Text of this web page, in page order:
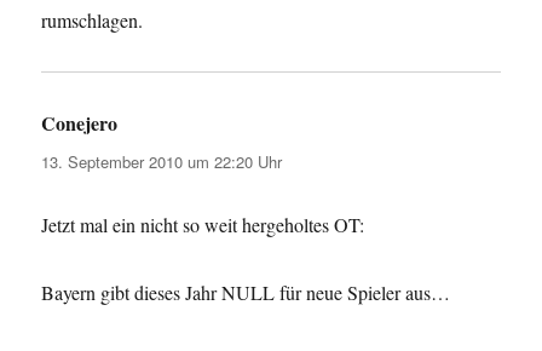
rumschlagen.
Conejero
13. September 2010 um 22:20 Uhr
Jetzt mal ein nicht so weit hergeholtes OT:
Bayern gibt dieses Jahr NULL für neue Spieler aus…